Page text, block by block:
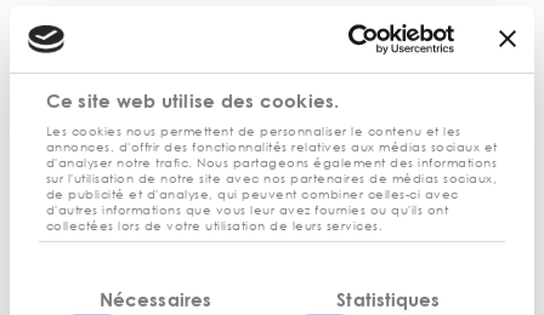
Ce site web utilise des cookies.
Les cookies nous permettent de personnaliser le contenu et les
annonces, d'offrir des fonctionnalités relatives aux médias sociaux et
d'analyser notre trafic. Nous partageons également des informations
sur l'utilisation de notre site avec nos partenaires de médias sociaux,
de publicité et d'analyse, qui peuvent combiner celles-ci avec
d'autres informations que vous leur avez fournies ou qu'ils ont
collectées lors de votre utilisation de leurs services.
Nécessaires Statistiques
La communauté doit rendre un avis conforme dans les
deux mois.
Dans les commerces alimentaires de détail de moins de
400m2, si des jours fériés ( sauf le 1er mai ) sont travaillés, ils
sont déduits des 12 dimanches dans la limite de 3.
La liste des dimanches travaillés doit être arrêtée chaque